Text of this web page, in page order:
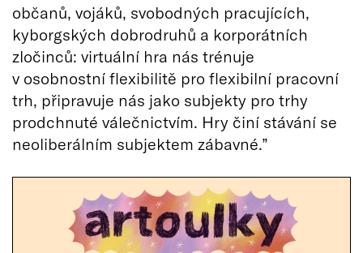
občanů, vojáků, svobodných pracujících,
kyborgských dobrodruhů a korporátních
zločinců: virtuální hra nás trénuje
v osobnostní flexibilitě pro flexibilní pracovní
trh, připravuje nás jako subjekty pro trhy
prodchnuté válečnictvím. Hry činí stávání se
neoliberálním subjektem zábavné.”